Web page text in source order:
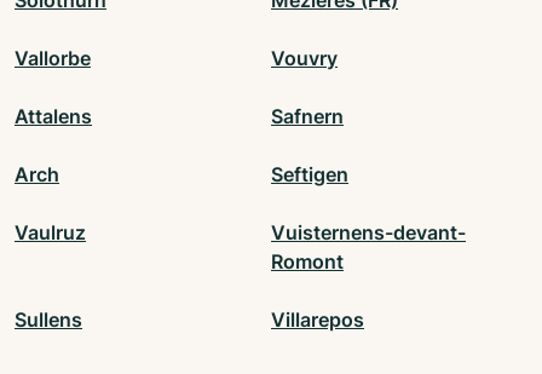
Vallorbe Vouvry
Attalens Safnern
Arch Seftigen
Vaulruz
Vuisternens-devant-
Romont
Sullens Villarepos